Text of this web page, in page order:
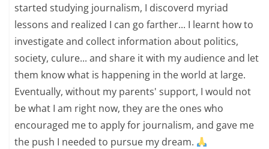
started studying journalism, I discoverd myriad
lessons and realized I can go farther... I learnt how to
investigate and collect information about politics,
society, culure... and share it with my audience and let
them know what is happening in the world at large.
Eventually, without my parents' support, I would not
be what I am right now, they are the ones who
encouraged me to apply for journalism, and gave me
the push I needed to pursue my dream.